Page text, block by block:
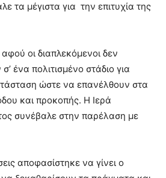
τα μέγιστα για την επιτυχία της
αφού οι διαπλεκόμενοι δεν
ένα πολιτισμένο στάδιο για
ώστε να επανέλθουν στα
και προκοπής. Η Ιερά
συνέβαλε στην παρέλαση με
αποφασίστηκε να γίνει ο